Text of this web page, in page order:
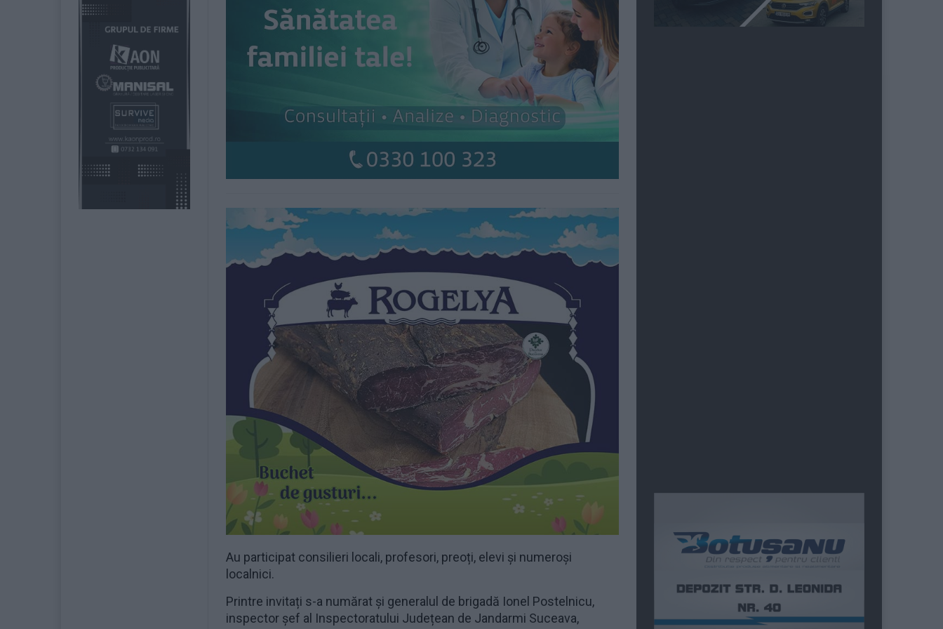
Au participat consilieri locali, profesori, preoți, elevi și numeroși
localnici.
Printre invitați s-a numărat și generalul de brigadă Ionel Postelnicu,
inspector șef al Inspectoratului Județean de Jandarmi Suceava,